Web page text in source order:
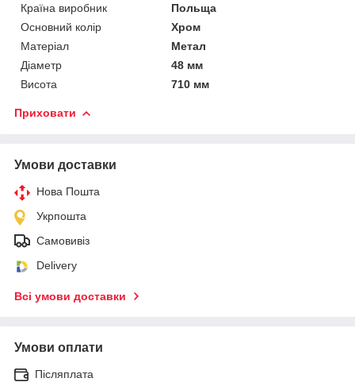
Країна виробник
Польща
Основний колір
Хром
Матеріал
Метал
Діаметр
48 мм
Висота
710 мм
Приховати
Умови доставки
Нова Пошта
Укрпошта
Самовивіз
Delivery
Всі умови доставки
Умови оплати
Післяплата